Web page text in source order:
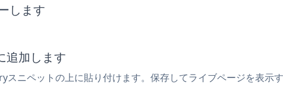
します
加します
ニペットの上に貼り付けます。保存してライブページを表示